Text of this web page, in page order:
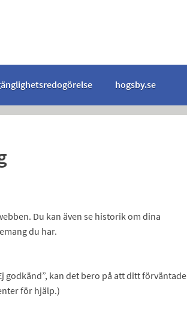
hogsby.se
Du kan även se historik om dina
du har.
godkänd”, kan det bero på att ditt förväntade
för hjälp.)